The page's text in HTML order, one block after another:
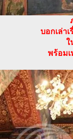
บอกเล่า
ใ
พร้อม